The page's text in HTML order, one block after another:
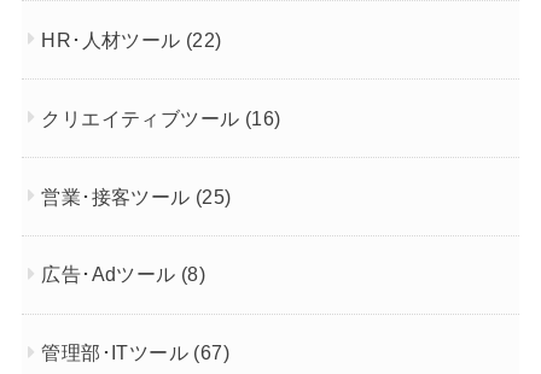
HR･人材ツール (22)
クリエイティブツール (16)
営業･接客ツール (25)
広告･Adツール (8)
管理部･ITツール (67)